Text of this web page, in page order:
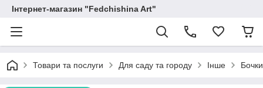
Інтернет-магазин "Fedchishina Art"
Товари та послуги Для саду та городу Інше